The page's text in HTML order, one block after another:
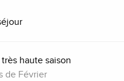
haute saison
de Février